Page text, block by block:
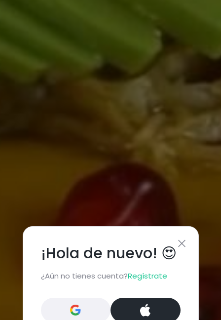
¡Hola de nuevo! 😍
¿Aún no tienes cuenta?Regístrate